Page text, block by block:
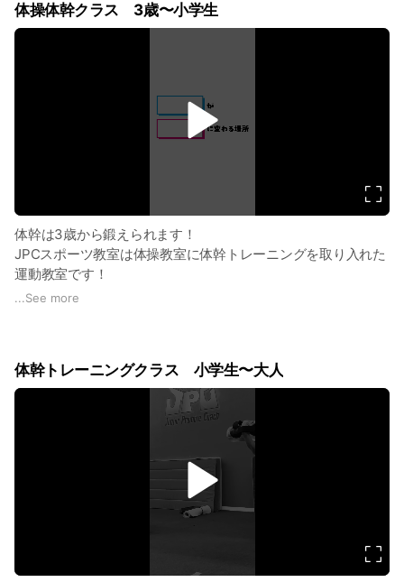
体操体幹クラス 3歳〜小学生
v
体幹は3歳から鍛えられます！
JPCスポーツ教室は体操教室に体幹トレーニングを取り入れた
運動教室です！
・カラダの動かし方をマスターする
・体幹を鍛え集中力をアップさせる
・集団行動で協調性を身につける
遊びの延長線でスポーツをもっと身近にしていきましょう♪
3歳から行える遊びを取り入れたJPC独自のバランスと体幹を
鍛えるトレーニングやマット運動・鉄棒・跳び箱・縄跳びなど
...See more
体幹トレーニングクラス 小学生〜大人
d